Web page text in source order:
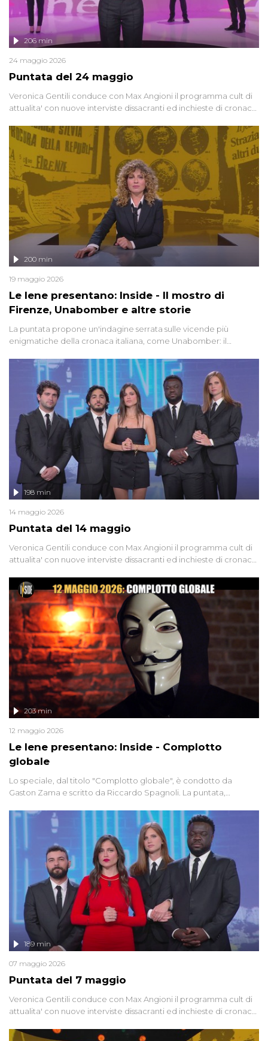
Puntata del 24 maggio
206 min
24 maggio 2026
Veronica Gentili conduce con Max Angioni il programma cult di
attualita' con nuove interviste dissacranti ed inchieste di cronaca
Le Iene presentano: Inside - Il mostro di
Firenze, Unabomber e altre storie
200 min
19 maggio 2026
La puntata propone un'indagine serrata sulle vicende più
enigmatiche della cronaca italiana, come Unabomber: il
'90 e il 2000 che, inquietantemente, potrebbe essere ancora in
libertà. Lo speciale affronta inoltre le zone d'ombra sul Mostro di
Firenze, le cui responsabilità appaiono ancora oggi avvolte in un
groviglio di dubbi mai chiariti. Nel corso dello speciale anche
l'intervista inedita a Olindo Romano, realizzata ne...
Puntata del 14 maggio
198 min
14 maggio 2026
Veronica Gentili conduce con Max Angioni il programma cult di
attualita' con nuove interviste dissacranti ed inchieste di cronaca
Le Iene presentano: Inside - Complotto
globale
203 min
12 maggio 2026
Lo speciale, dal titolo "Complotto globale", è condotto da
Gaston Zama e scritto da Riccardo Spagnoli. La puntata,
racconta l'universo delle narrazioni alternative, dei sospetti
globali e del complottismo che negli ultimi anni hanno invaso
social network, talk show, piazze digitali e immaginario collettivo.
Puntata del 7 maggio
189 min
07 maggio 2026
Veronica Gentili conduce con Max Angioni il programma cult di
attualita' con nuove interviste dissacranti ed inchieste di cronaca